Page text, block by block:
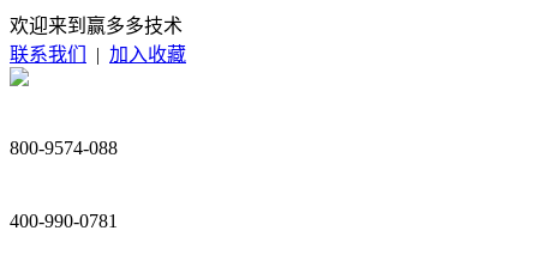
欢迎来到赢多多技术
联系我们
| 加入收藏
800-9574-088
400-990-0781